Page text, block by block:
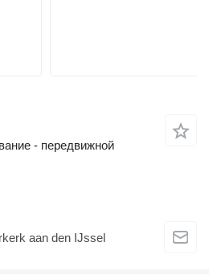
- передвижной
aan den IJssel